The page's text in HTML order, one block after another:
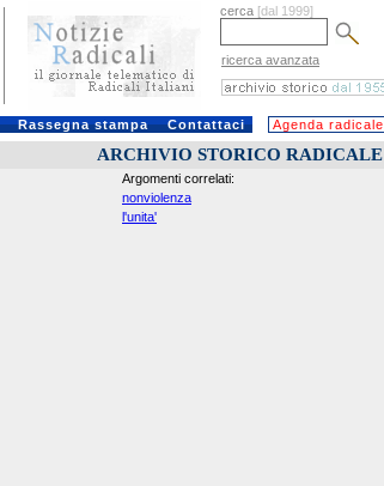
cerca [dal 1999]
ricerca avanzata
Rassegna stampa Contattaci Agenda radicale
ARCHIVIO STORICO RADICALE
Argomenti correlati:
nonviolenza
l'unita'